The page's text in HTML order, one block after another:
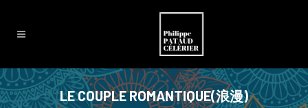
LE COUPLE ROMANTIQUE(浪漫)